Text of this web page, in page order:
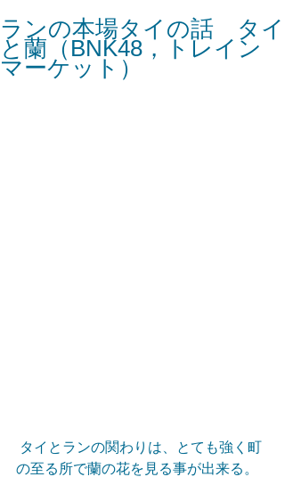
ランの本場タイの話 タイ
と蘭（BNK48，トレイン
マーケット）
の至る所で蘭の花を見る事が出来る。